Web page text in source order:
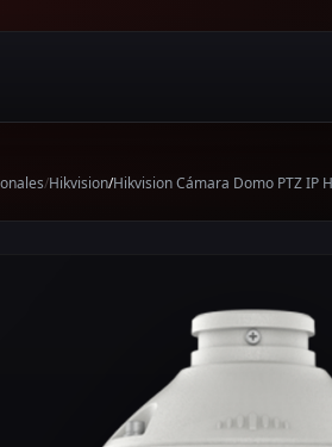
/Hikvision/Hikvision Cámara Domo PTZ IP